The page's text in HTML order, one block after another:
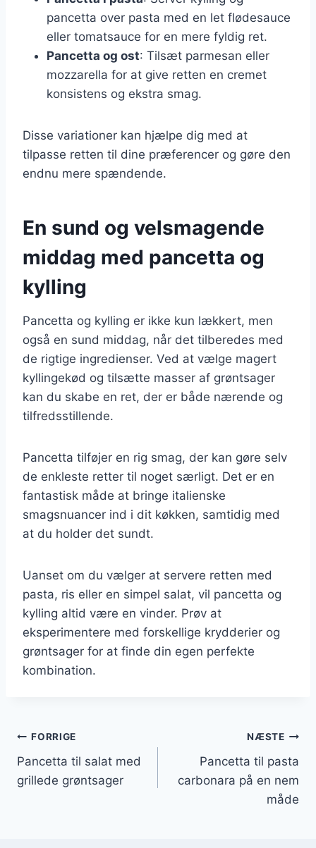
pancetta over pasta med en let flødesauce
eller tomatsauce for en mere fyldig ret.
Pancetta og ost: Tilsæt parmesan eller
mozzarella for at give retten en cremet
konsistens og ekstra smag.
Disse variationer kan hjælpe dig med at
tilpasse retten til dine præferencer og gøre den
endnu mere spændende.
En sund og velsmagende
middag med pancetta og
kylling
Pancetta og kylling er ikke kun lækkert, men
også en sund middag, når det tilberedes med
de rigtige ingredienser. Ved at vælge magert
kyllingekød og tilsætte masser af grøntsager
kan du skabe en ret, der er både nærende og
tilfredsstillende.
Pancetta tilføjer en rig smag, der kan gøre selv
de enkleste retter til noget særligt. Det er en
fantastisk måde at bringe italienske
smagsnuancer ind i dit køkken, samtidig med
at du holder det sundt.
Uanset om du vælger at servere retten med
pasta, ris eller en simpel salat, vil pancetta og
kylling altid være en vinder. Prøv at
eksperimentere med forskellige krydderier og
grøntsager for at finde din egen perfekte
kombination.
Indlægsnavigation
FORRIGE
Pancetta til salat med
grillede grøntsager
NÆSTE
Pancetta til pasta
carbonara på en nem
måde